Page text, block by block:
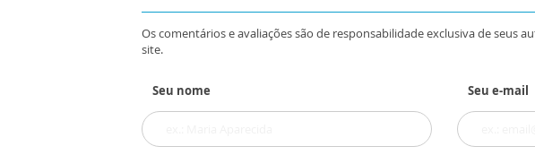
Os comentários e avaliações são de responsabilidade exclusiva de seus
site.
Seu nome Seu e-mail